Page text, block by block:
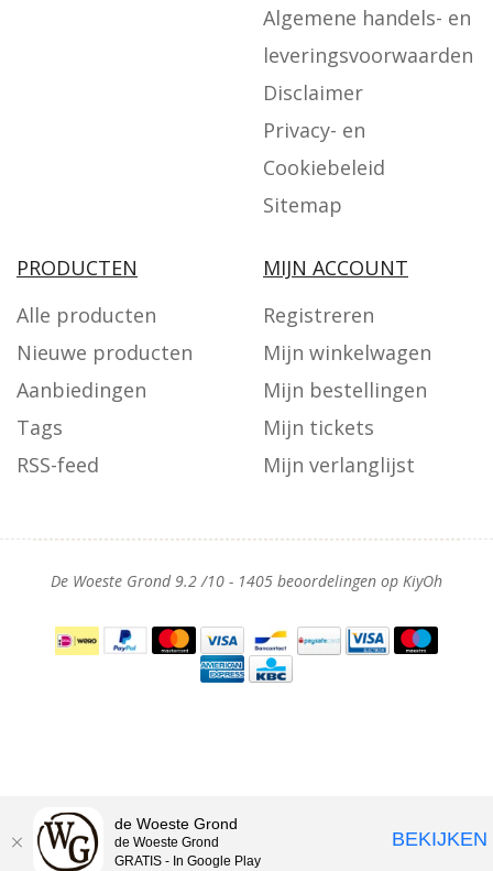
Algemene handels- en
leveringsvoorwaarden
Disclaimer
Privacy- en
Cookiebeleid
Sitemap
PRODUCTEN
Alle producten
Nieuwe producten
Aanbiedingen
Tags
RSS-feed
MIJN ACCOUNT
Registreren
Mijn winkelwagen
Mijn bestellingen
Mijn tickets
Mijn verlanglijst
De Woeste Grond9.2/10 - 1405 beoordelingen op KiyOh
de Woeste Grond
de Woeste Grond
GRATIS - In Google Play
BEKIJKEN